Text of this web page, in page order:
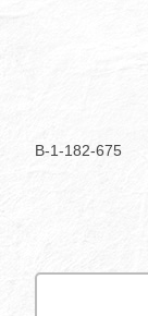
B-1-182-675